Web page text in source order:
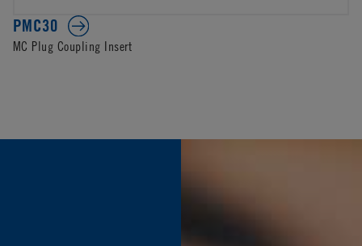
PMC30
MC Plug Coupling Insert